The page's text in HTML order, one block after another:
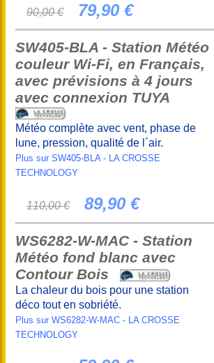
90,00 € 79,90 €
SW405-BLA - Station Météo
couleur Wi-Fi, en Français,
avec prévisions à 4 jours
avec connexion TUYA
Météo complète avec vent, phase de
lune, pression, qualité de l´air.
Plus sur SW405-BLA - LA CROSSE
TECHNOLOGY
110,00 € 89,90 €
WS6282-W-MAC - Station
Météo fond blanc avec
Contour Bois
La chaleur du bois pour une station
déco tout en sobriété.
Plus sur WS6282-W-MAC - LA CROSSE
TECHNOLOGY